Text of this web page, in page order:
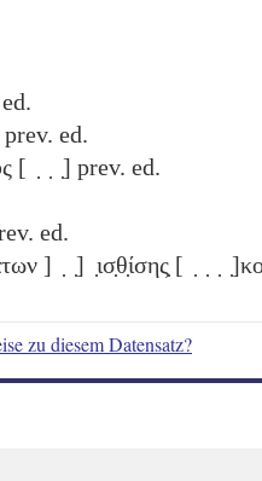
ed.
[ ̣ ̣ ̣] prev. ed.
ed.
] ̣ ̣] ̣ισ̣θ̣ίσης̣ [
zu diesem Datensatz?